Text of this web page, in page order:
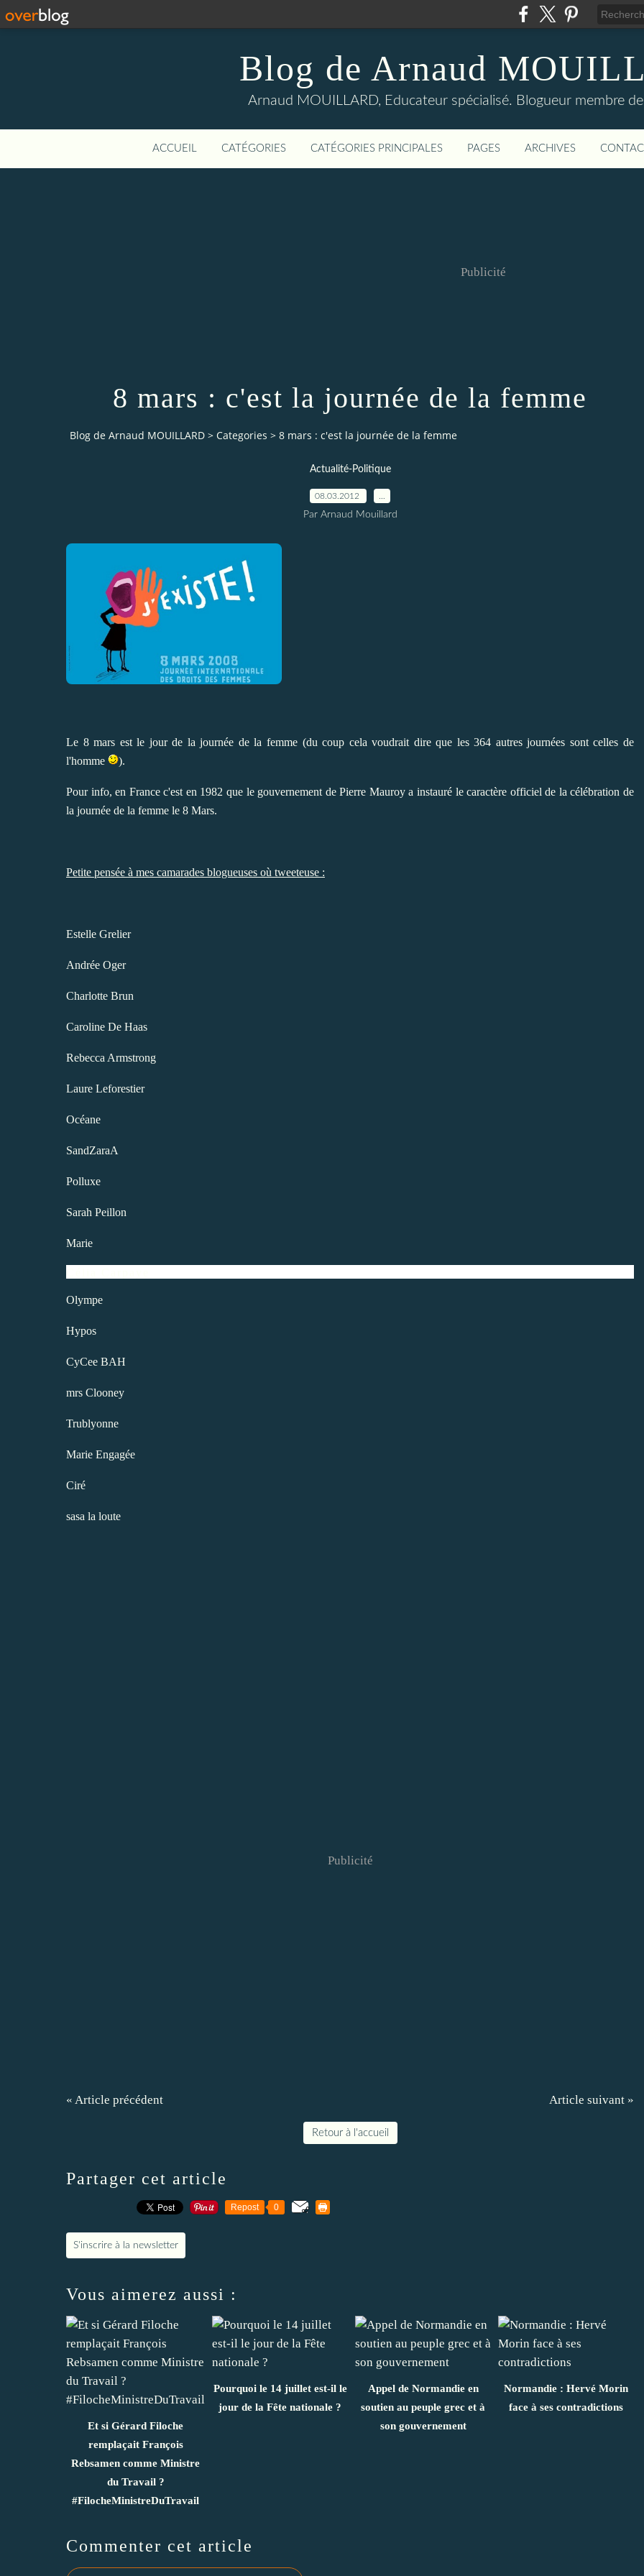
Blog de Arnaud
Arnaud MOUILLARD, Educateur spécialisé. Blogueur membre
ACCUEIL CATÉGORIES CATÉGORIES PRINCIPALES PAGES ARCHIVES
Publicité
8 mars : c'est la journée de la femme
Blog de Arnaud MOUILLARD > Categories > 8 mars : c'est la journée de la femme
Actualité-Politique
08.03.2012
Par Arnaud Mouillard
Le 8 mars est le jour de la journée de la femme (du coup cela voudrait dire que les 364 autres journées sont celles de
l'homme
).
Pour info, en France c'est en 1982 que le gouvernement de Pierre Mauroy a instauré le caractère officiel de la célébration de
la journée de la femme le 8 Mars.
Petite pensée à mes camarades blogueuses où tweeteuse :
Estelle Grelier
Andrée Oger
Charlotte Brun
Caroline De Haas
Rebecca Armstrong
Laure Leforestier
Océane
SandZaraA
Polluxe
Sarah Peillon
Marie
Olympe
Hypos
CyCee BAH
mrs Clooney
Trublyonne
Marie Engagée
Ciré
sasa la loute
Publicité
« Article précédent Article suivant »
Retour à l'accueil
Partager cet article
Repost 0
S'inscrire à la newsletter
Vous aimerez aussi :
Et si Gérard Filoche
remplaçait François
Rebsamen comme Ministre
du Travail ?
#FilocheMinistreDuTravail
Pourquoi le 14 juillet est-il le
jour de la Fête nationale ?
Appel de Normandie en
soutien au peuple grec et à
son gouvernement
Normandie : Hervé Morin
face à ses contradictions
Commenter cet article